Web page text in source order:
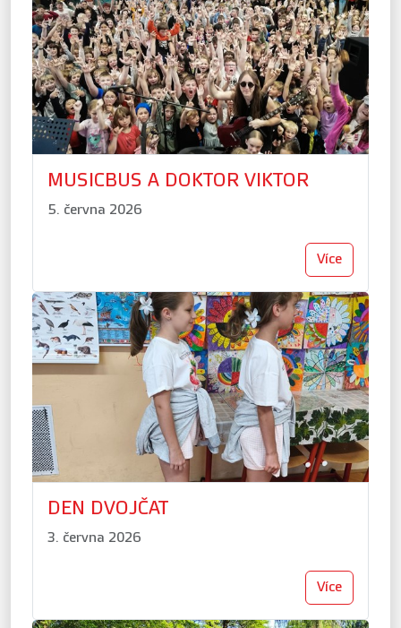
MUSICBUS A DOKTOR VIKTOR
5. června 2026
Více
DEN DVOJČAT
3. června 2026
Více